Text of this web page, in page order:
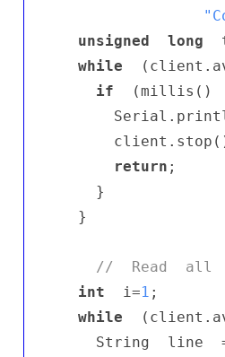
unsigned
long
while
if
(millis()
return ;
    }
  }
//  Read  all
int
  i=
1 ;
while
String  line